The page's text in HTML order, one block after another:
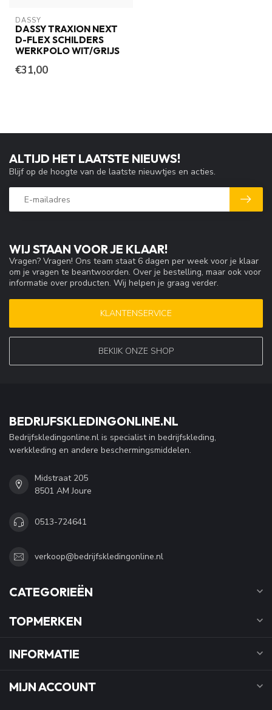
DASSY
DASSY TRAXION NEXT
D-FLEX SCHILDERS
WERKPOLO WIT/GRIJS
€31,00
WIJ STAAN VOOR JE KLAAR!
Vragen? Vragen! Ons team staat 6 dagen per week voor je klaar
om je vragen te beantwoorden. Over je bestelling, maar ook voor
informatie over producten. Wij helpen je graag verder.
KLANTENSERVICE
BEKIJK ONZE SHOP
ALTIJD HET LAATSTE NIEUWS!
Blijf op de hoogte van de laatste nieuwtjes en acties.
BEDRIJFSKLEDINGONLINE.NL
Bedrijfskledingonline.nl is specialist in bedrijfskleding,
werkkleding en andere beschermingsmiddelen.
Midstraat 205
8501 AM Joure
0513-724641
verkoop@bedrijfskledingonline.nl
CATEGORIEËN
TOPMERKEN
INFORMATIE
MIJN ACCOUNT